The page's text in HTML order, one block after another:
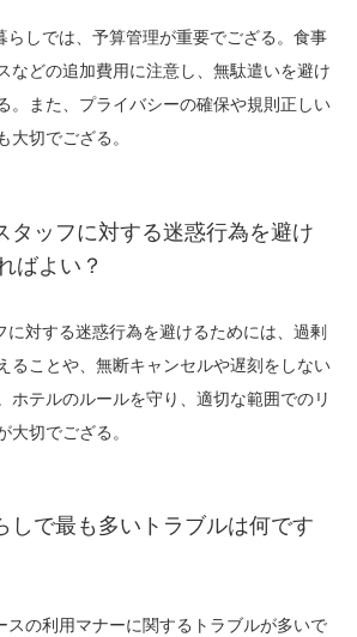
らしでは、予算管理が重要でござる。食事
などの追加費用に注意し、無駄遣いを避け
。また、プライバシーの確保や規則正しい
大切でござる。
タッフに対する迷惑行為を避け
ばよい？
に対する迷惑行為を避けるためには、過剰
ることや、無断キャンセルや遅刻をしない
ホテルのルールを守り、適切な範囲でのリ
大切でござる。
しで最も多いトラブルは何です
スの利用マナーに関するトラブルが多いで